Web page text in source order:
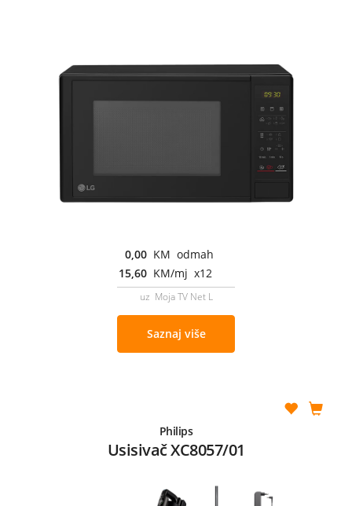
0,00 KM odmah
15,60 KM/mj x12
uz Moja TV Net L
Saznaj više
Philips
Usisivač XC8057/01